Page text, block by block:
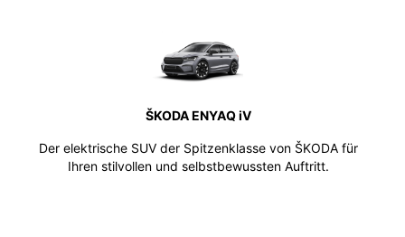
ŠKODA ENYAQ iV
Der elektrische SUV der Spitzenklasse von ŠKODA für
Ihren stilvollen und selbstbewussten Auftritt.